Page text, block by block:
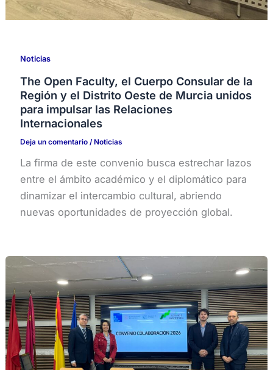
Noticias
The Open Faculty, el Cuerpo Consular de la
Región y el Distrito Oeste de Murcia unidos
para impulsar las Relaciones
Internacionales
Deja un comentario / Noticias
La firma de este convenio busca estrechar lazos
entre el ámbito académico y el diplomático para
dinamizar el intercambio cultural, abriendo
nuevas oportunidades de proyección global.